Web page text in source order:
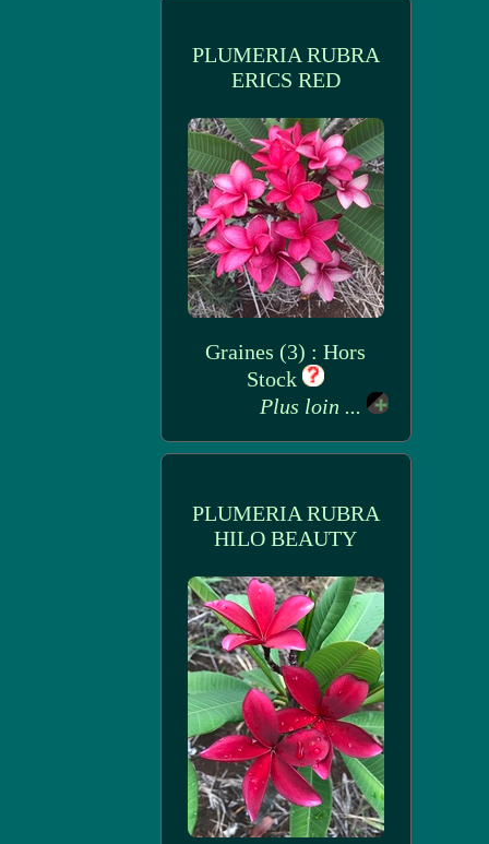
PLUMERIA RUBRA
ERICS RED
Graines (3) : Hors
Stock
Plus loin ...
PLUMERIA RUBRA
HILO BEAUTY